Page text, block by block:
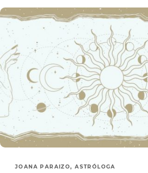
JOANA PARAIZO, ASTRÓLOGA